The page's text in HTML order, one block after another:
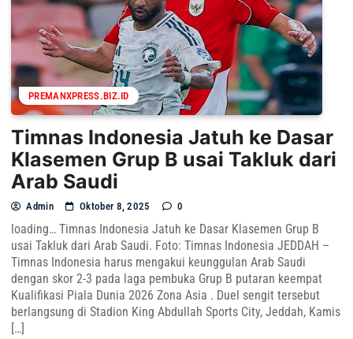
PREMANXPRESS.BIZ.ID
Timnas Indonesia Jatuh ke Dasar
Klasemen Grup B usai Takluk dari
Arab Saudi
Admin Oktober 8, 2025 0
loading… Timnas Indonesia Jatuh ke Dasar Klasemen Grup B
usai Takluk dari Arab Saudi. Foto: Timnas Indonesia JEDDAH –
Timnas Indonesia harus mengakui keunggulan Arab Saudi
dengan skor 2-3 pada laga pembuka Grup B putaran keempat
Kualifikasi Piala Dunia 2026 Zona Asia . Duel sengit tersebut
berlangsung di Stadion King Abdullah Sports City, Jeddah, Kamis
[…]